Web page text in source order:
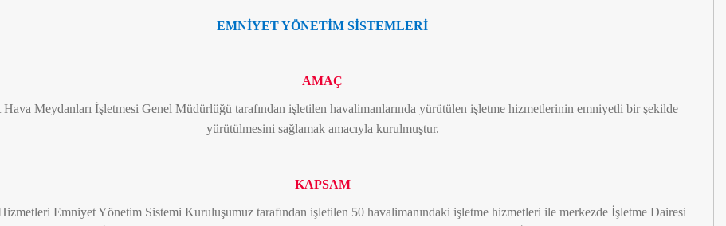
EMNİYET YÖNETİM SİSTEMLERİ
​AMAÇ
Meydanları İşletmesi Genel Müdürlüğü tarafından işletilen havalimanlarında yürütülen işletme hizmetlerinin emniyetli bir şekilde
yürütülmesini sağlamak amacıyla kurulmuştur.
KAPSAM
Emniyet Yönetim Sistemi Kuruluşumuz tarafından işletilen 50 havalimanındaki işletme hizmetleri ile merkezde İşletme Dairesi